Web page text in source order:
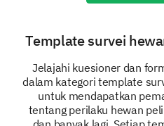
Template survei
Jelajahi kuesioner dan
dalam kategori template
untuk mendapatkan
tentang perilaku hewan